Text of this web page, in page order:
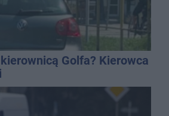
Golfa? Kierowca